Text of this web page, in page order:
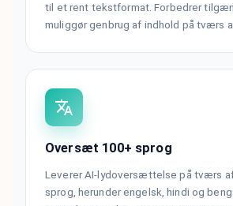
til et rent tekstformat. Forbedrer
muliggør genbrug af indhold på tværs
Oversæt 100+ sprog
Leverer AI-lydoversættelse på tværs
sprog, herunder engelsk, hindi og